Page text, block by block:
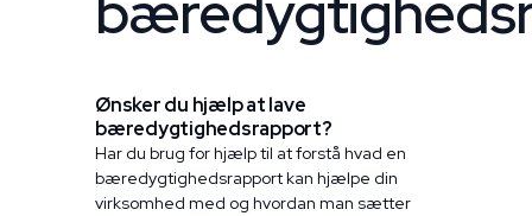
Ønsker du hjælp at lave
bæredygtighedsrapport?
Har du brug for hjælp til at forstå hvad en
bæredygtighedsrapport kan hjælpe din
virksomhed med og hvordan man sætter